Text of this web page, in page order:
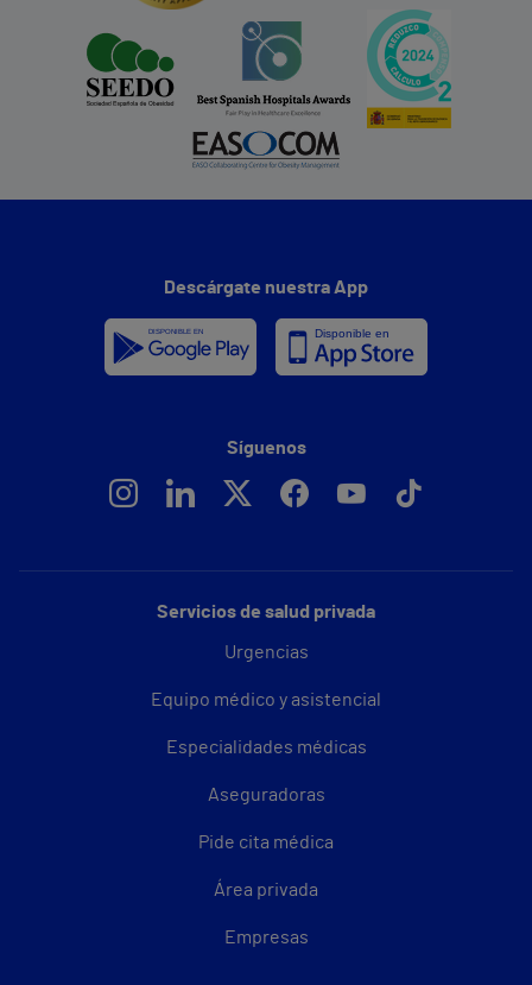
Servicios de salud privada
Urgencias
Equipo médico y asistencial
Especialidades médicas
Aseguradoras
Pide cita médica
Área privada
Empresas
Descárgate nuestra App
Síguenos